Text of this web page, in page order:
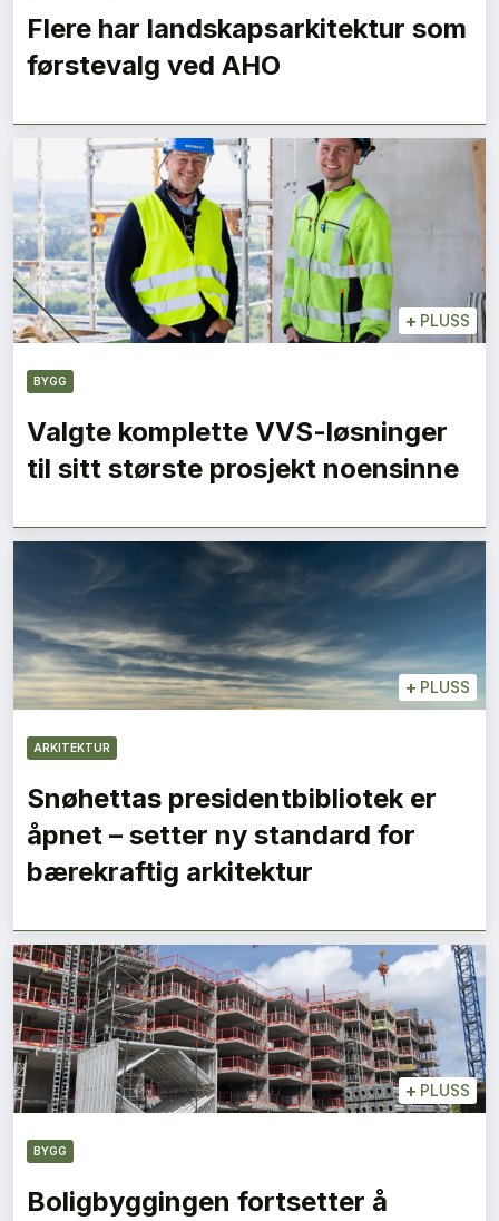
Flere har landskapsarkitektur som
førstevalg ved AHO
+ PLUSS
BYGG
Valgte komplette VVS-løsninger
til sitt største prosjekt noensinne
+ PLUSS
ARKITEKTUR
Snøhettas presidentbibliotek er
åpnet – setter ny standard for
bærekraftig arkitektur
+ PLUSS
BYGG
Boligbyggingen fortsetter å